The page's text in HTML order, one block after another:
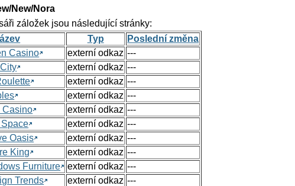
New/Nora
záložek jsou následující stránky:
Typ
Poslední změna
Casino
externí odkaz ---
externí odkaz ---
externí odkaz ---
externí odkaz ---
Casino
externí odkaz ---
externí odkaz ---
Oasis
externí odkaz ---
King
externí odkaz ---
Furniture
externí odkaz ---
Trends
externí odkaz ---